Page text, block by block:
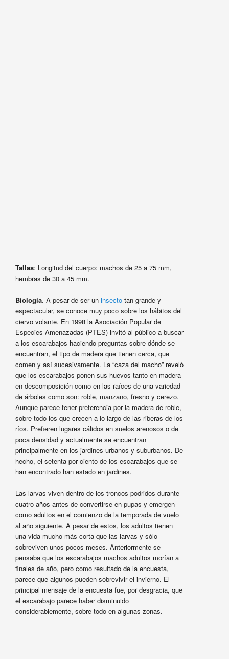
Tallas: Longitud del cuerpo: machos de 25 a 75 mm,
hembras de 30 a 45 mm.
Biología. A pesar de ser un insectotan grande y
espectacular, se conoce muy poco sobre los hábitos del
ciervo volante. En 1998 la Asociación Popular de
Especies Amenazadas (PTES) invitó al público a buscar
a los escarabajos haciendo preguntas sobre dónde se
encuentran, el tipo de madera que tienen cerca, que
comen y así sucesivamente. La “caza del macho” reveló
que los escarabajos ponen sus huevos tanto en madera
en descomposición como en las raíces de una variedad
de árboles como son: roble, manzano, fresno y cerezo.
Aunque parece tener preferencia por la madera de roble,
sobre todo los que crecen a lo largo de las riberas de los
ríos. Prefieren lugares cálidos en suelos arenosos o de
poca densidad y actualmente se encuentran
principalmente en los jardines urbanos y suburbanos. De
hecho, el setenta por ciento de los escarabajos que se
han encontrado han estado en jardines.
Las larvas viven dentro de los troncos podridos durante
cuatro años antes de convertirse en pupas y emergen
como adultos en el comienzo de la temporada de vuelo
al año siguiente. A pesar de estos, los adultos tienen
una vida mucho más corta que las larvas y sólo
sobreviven unos pocos meses. Anteriormente se
pensaba que los escarabajos machos adultos morían a
finales de año, pero como resultado de la encuesta,
parece que algunos pueden sobrevivir el invierno. El
principal mensaje de la encuesta fue, por desgracia, que
el escarabajo parece haber disminuido
considerablemente, sobre todo en algunas zonas.